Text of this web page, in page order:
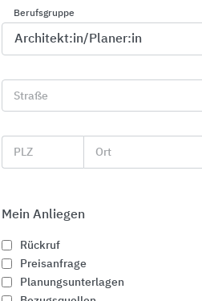
Modula10®
Mit der
technischen
Berufsgruppe
Straße
PLZ Ort
Mein Anliegen
Rückruf
Preisanfrage
Planungsunterlagen